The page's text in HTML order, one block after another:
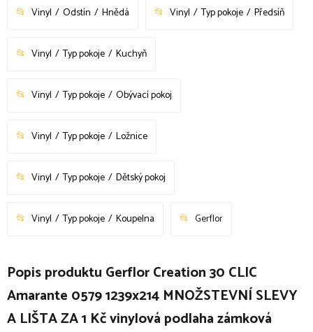
Vinyl Odstín Hnědá Vinyl Typ pokoje Předsíň
Vinyl Typ pokoje Kuchyň
Vinyl Typ pokoje Obývací pokoj
Vinyl Typ pokoje Ložnice
Vinyl Typ pokoje Dětský pokoj
Vinyl Typ pokoje Koupelna Gerflor
Popis produktu Gerflor Creation 30 CLIC
Amarante 0579 1239x214 MNOŽSTEVNÍ SLEVY
A LIŠTA ZA 1 Kč vinylová podlaha zámková